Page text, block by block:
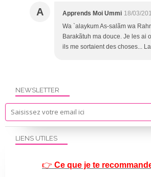
A Apprends Moi Ummi 18/03/
Wa `alaykum As-salãm wa
Barakãtuh ma douce. Je les ai
ils me sortaient des choses...
NEWSLETTER
LIENS UTILES
👉 Ce que je te